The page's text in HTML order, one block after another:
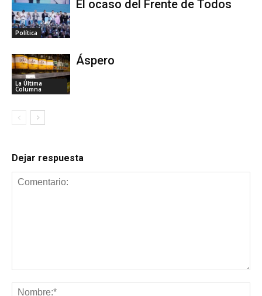
Política
El ocaso del Frente de Todos
La Última
Columna
Áspero
Dejar respuesta